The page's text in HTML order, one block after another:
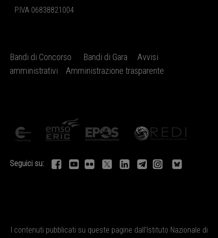
P.IVA 06838821004
Bandi di Concorso Bandi di Gara
Avvisi
amministrativi
Amministrazione trasparente
Seguici su:
I contenuti pubblicati su queste pagine dall'Istituto Nazionale di